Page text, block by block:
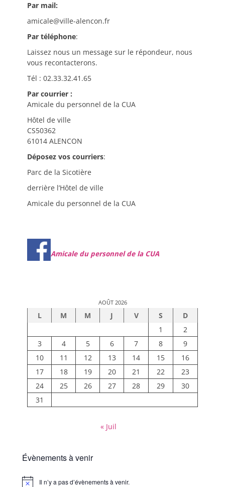
Par mail:
amicale@ville-alencon.fr
Par téléphone:
Laissez nous un message sur le répondeur, nous
vous recontacterons.
Tél : 02.33.32.41.65
Par courrier :
Amicale du personnel de la CUA
Hôtel de ville
CS50362
61014 ALENCON
Déposez vos courriers:
Parc de la Sicotière
derrière l’Hôtel de ville
Amicale du personnel de la CUA
Amicale du personnel de la CUA
AOÛT 2026
L M M J V S
D
1
2
3
4 5 6 7 8
9
10
11 12 13 14 15
16
17
18 19 20 21 22
23
24
25 26 27 28 29
30
31
« Juil
Évènements à venir
Notice Il n’y a pas d’évènements à venir.